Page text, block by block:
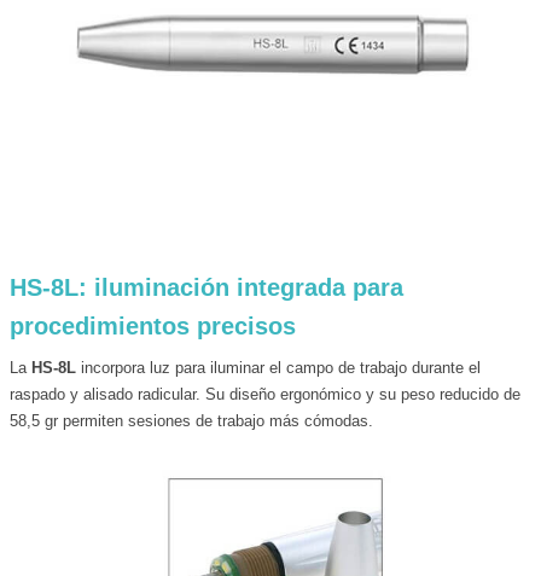
HS-8L: iluminación integrada para
procedimientos precisos
La HS-8L incorpora luz para iluminar el campo de trabajo durante el
raspado y alisado radicular. Su diseño ergonómico y su peso reducido de
58,5 gr permiten sesiones de trabajo más cómodas.